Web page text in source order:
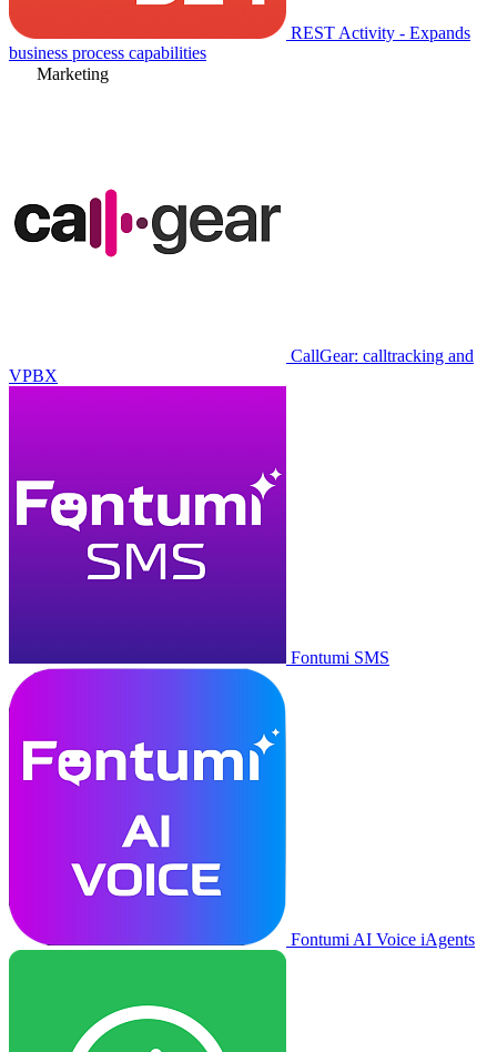
REST Activity - Expands
business process capabilities
Marketing
CallGear: calltracking and
VPBX
Fontumi SMS
Fontumi AI Voice iAgents